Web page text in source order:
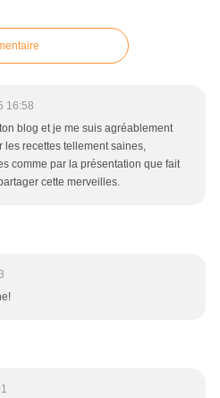
16:58
blog et je me suis agréablement
les recettes tellement saines,
comme par la présentation que fait
cette merveilles.